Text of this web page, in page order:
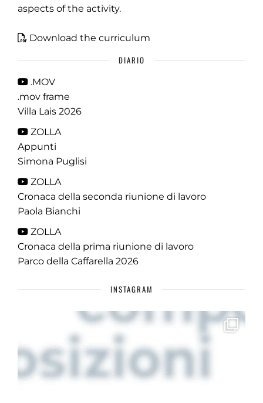
aspects of the activity.
Download the curriculum
DIARIO
.MOV
.mov frame
Villa Lais 2026
ZOLLA
Appunti
Simona Puglisi
ZOLLA
Cronaca della seconda riunione di lavoro
Paola Bianchi
ZOLLA
Cronaca della prima riunione di lavoro
Parco della Caffarella 2026
INSTAGRAM